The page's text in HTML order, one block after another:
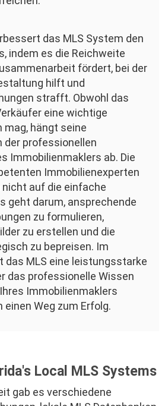
das MLS System den
indem es die Reichweite
fördert, bei der
hilft und
strafft. Obwohl das
eine wichtige
mag, hängt seine
der professionellen
Immobilienmaklers ab. Die
Immobilienexperten
auf die einfache
geht darum, ansprechende
zu formulieren,
zu erstellen und die
zu bepreisen. Im
das MLS eine leistungsstarke
das professionelle Wissen
Immobilienmaklers
einen Weg zum Erfolg.
Local MLS Systems
gab es verschiedene